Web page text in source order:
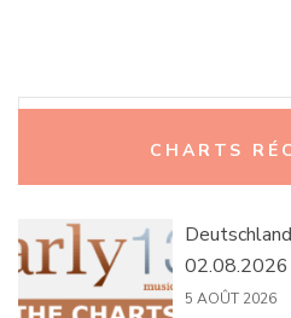
CHARTS
02.08.2026
5 AOÛT 2026